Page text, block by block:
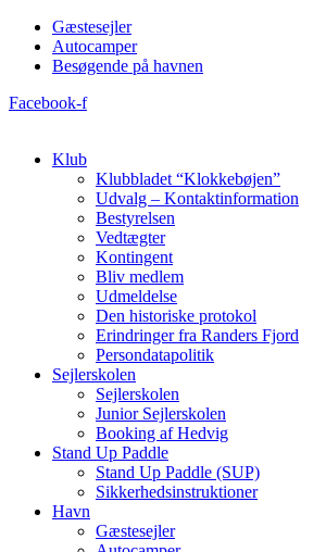
Videre
indhold
Gæstesejler
Autocamper
Besøgende på havnen
Facebook-f
Klub
Klubbladet “Klokkebøjen”
Udvalg – Kontaktinformation
Bestyrelsen
Vedtægter
Kontingent
Bliv medlem
Udmeldelse
Den historiske protokol
Erindringer fra Randers Fjord
Persondatapolitik
Sejlerskolen
Sejlerskolen
Junior Sejlerskolen
Booking af Hedvig
Stand Up Paddle
Stand Up Paddle (SUP)
Sikkerhedsinstruktioner
Havn
Gæstesejler